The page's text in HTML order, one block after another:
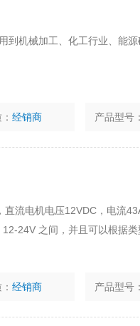
到机械加工、化工行业、能
：经销商 产品型号：
流电机电压12VDC，电流
24V 之间，并且可以根据
：经销商 产品型号：